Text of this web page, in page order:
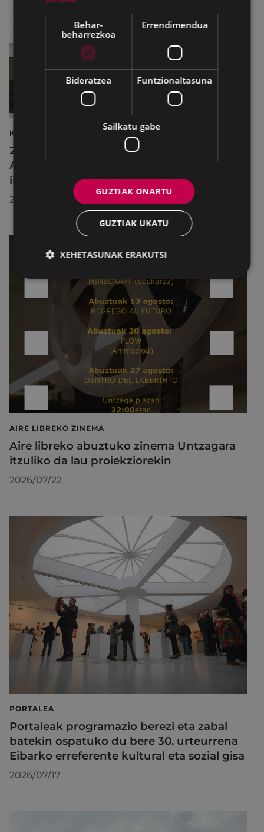
KULTURA
2026ko Delta Cultura Saria jaso du
Armagintzaren Museoak, izandako
ibilbideagatik
2026/07/23
AIRE LIBREKO ZINEMA
Aire libreko abuztuko zinema Untzagara
itzuliko da lau proiekziorekin
2026/07/22
PORTALEA
Portaleak programazio berezi eta zabal
batekin ospatuko du bere 30. urteurrena
Eibarko erreferente kultural eta sozial gisa
2026/07/17
Behar-
beharrezkoa
Errendimendua
Bideratzea Funtzionaltasuna
Sailkatu gabe
GUZTIAK ONARTU
GUZTIAK UKATU
XEHETASUNAK ERAKUTSI